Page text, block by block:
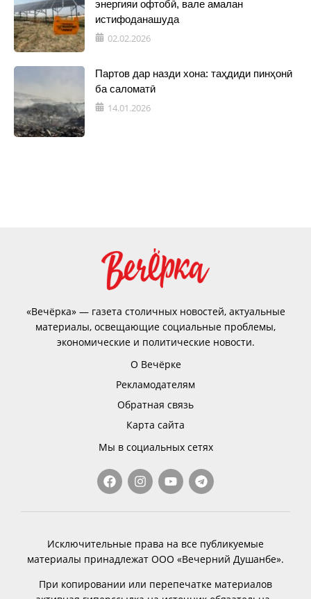
энергияи офтобӣ, вале амалан
истифоданашуда
02.02.2026
Партов дар назди хона: таҳдиди пинҳонӣ
ба саломатӣ
14.01.2026
«Вечёрка» — газета столичных новостей, актуальные
материалы, освещающие социальные проблемы,
экономические и политические новости.
О Вечёрке
Рекламодателям
Обратная связь
Карта сайта
Мы в социальных сетях
Исключительные права на все публикуемые
материалы принадлежат ООО «Вечерний Душанбе».
При копировании или перепечатке материалов